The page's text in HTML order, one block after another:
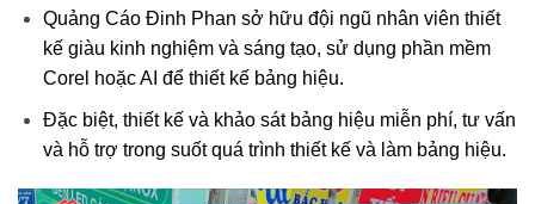
Quảng Cáo Đinh Phan sở hữu đội ngũ nhân viên thiết
kế giàu kinh nghiệm và sáng tạo, sử dụng phần mềm
Corel hoặc AI để thiết kế bảng hiệu.
Đặc biệt, thiết kế và khảo sát bảng hiệu miễn phí, tư vấn
và hỗ trợ trong suốt quá trình thiết kế và làm bảng hiệu.